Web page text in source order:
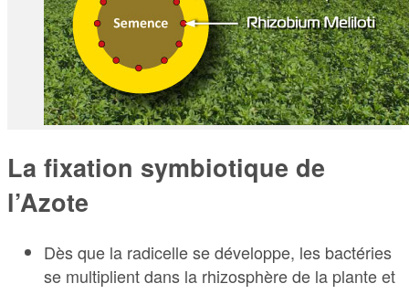
La fixation symbiotique de
l’Azote
Dès que la radicelle se développe, les bactéries
se multiplient dans la rhizosphère de la plante et